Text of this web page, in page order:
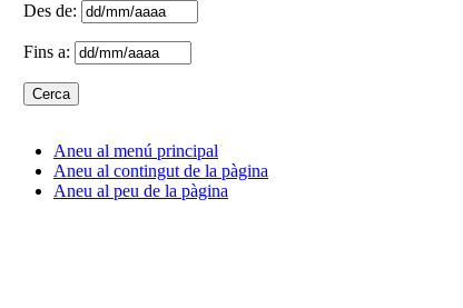
Des de:
Fins a:
Aneu al menú principal
Aneu al contingut de la pàgina
Aneu al peu de la pàgina